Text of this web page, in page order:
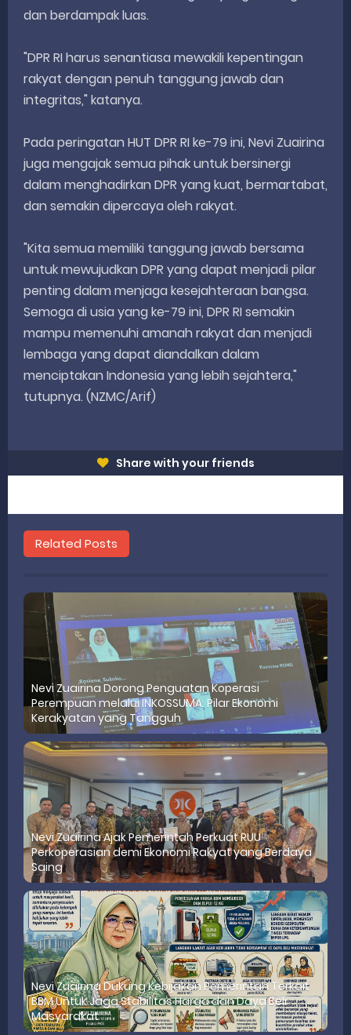
dan berdampak luas.
"DPR RI harus senantiasa mewakili kepentingan
rakyat dengan penuh tanggung jawab dan
integritas," katanya.
Pada peringatan HUT DPR RI ke-79 ini, Nevi Zuairina
juga mengajak semua pihak untuk bersinergi
dalam menghadirkan DPR yang kuat, bermartabat,
dan semakin dipercaya oleh rakyat.
"Kita semua memiliki tanggung jawab bersama
untuk mewujudkan DPR yang dapat menjadi pilar
penting dalam menjaga kesejahteraan bangsa.
Semoga di usia yang ke-79 ini, DPR RI semakin
mampu memenuhi amanah rakyat dan menjadi
lembaga yang dapat diandalkan dalam
menciptakan Indonesia yang lebih sejahtera,"
tutupnya. (NZMC/Arif)
Share with your friends
Related Posts
Nevi Zuairina Dorong Penguatan Koperasi
Perempuan melalui INKOSSUMA: Pilar Ekonomi
Kerakyatan yang Tangguh
Nevi Zuairina Ajak Pemerintah Perkuat RUU
Perkoperasian demi Ekonomi Rakyat yang Berdaya
Saing
Nevi Zuairina Dukung Kebijakan Pemerintah Terkait
BBM Untuk Jaga Stabilitas Harga dan Daya Beli
Masyarakat